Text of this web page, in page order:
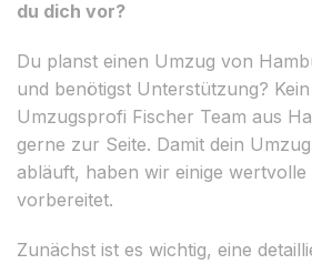
du dich vor?
Du planst einen Umzug von
und benötigst Unterstützung?
Umzugsprofi Fischer Team aus
gerne zur Seite. Damit dein
abläuft, haben wir einige
vorbereitet.
Zunächst ist es wichtig, eine